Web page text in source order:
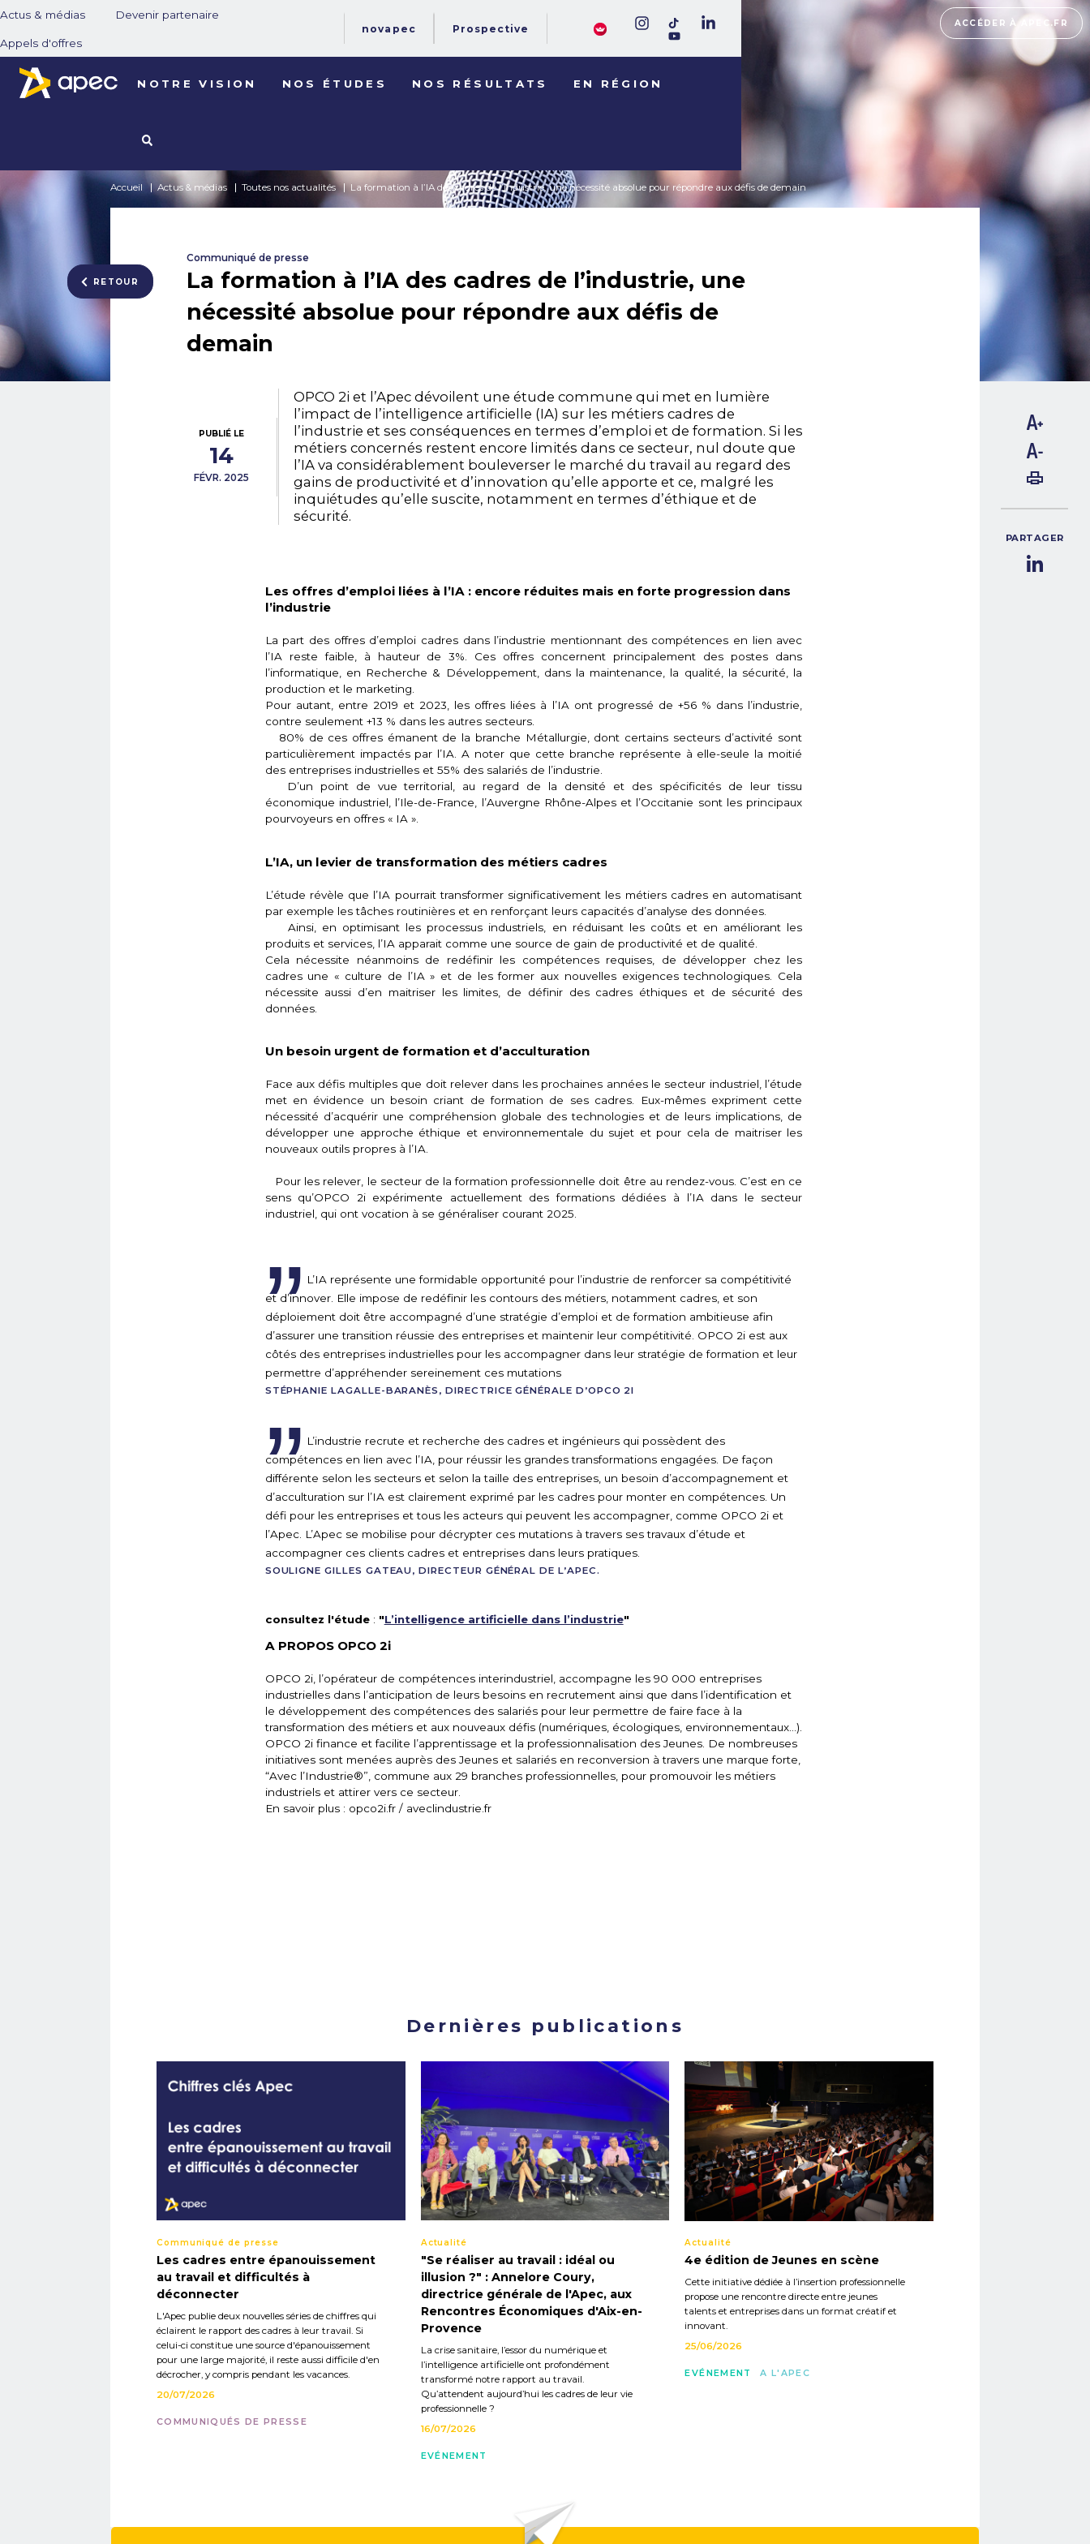
Actus & médias Devenir partenaire
Appels d'offres
novapec Prospective
NOTRE VISION NOS ÉTUDES NOS RÉSULTATS EN RÉGION
ACCÉDER À APEC.FR
Accueil Actus & médias Toutes nos actualités La formation à l’IA des cadres de l’industrie, une nécessité absolue pour répondre aux défis de demain
RETOUR
Communiqué de presse
La formation à l’IA des cadres de l’industrie, une
nécessité absolue pour répondre aux défis de
demain
PUBLIÉ LE
14
FÉVR. 2025
PARTAGER
OPCO 2i et l’Apec dévoilent une étude commune qui met en lumière
l’impact de l’intelligence artificielle (IA) sur les métiers cadres de
l’industrie et ses conséquences en termes d’emploi et de formation. Si les
métiers concernés restent encore limités dans ce secteur, nul doute que
l’IA va considérablement bouleverser le marché du travail au regard des
gains de productivité et d’innovation qu’elle apporte et ce, malgré les
inquiétudes qu’elle suscite, notamment en termes d’éthique et de
sécurité.
Les offres d’emploi liées à l’IA : encore réduites mais en forte progression dans
l’industrie
La part des offres d’emploi cadres dans l’industrie mentionnant des compétences en lien avec
l’IA reste faible, à hauteur de 3%. Ces offres concernent principalement des postes dans
l’informatique, en Recherche & Développement, dans la maintenance, la qualité, la sécurité, la
production et le marketing.
Pour autant, entre 2019 et 2023, les offres liées à l’IA ont progressé de +56 % dans l’industrie,
contre seulement +13 % dans les autres secteurs.
80% de ces offres émanent de la branche Métallurgie, dont certains secteurs d’activité sont
particulièrement impactés par l’IA. A noter que cette branche représente à elle-seule la moitié
des entreprises industrielles et 55% des salariés de l’industrie.
D’un point de vue territorial, au regard de la densité et des spécificités de leur tissu
économique industriel, l’Ile-de-France, l’Auvergne Rhône-Alpes et l’Occitanie sont les principaux
pourvoyeurs en offres « IA ».
L’IA, un levier de transformation des métiers cadres
L’étude révèle que l’IA pourrait transformer significativement les métiers cadres en automatisant
par exemple les tâches routinières et en renforçant leurs capacités d’analyse des données.
Ainsi, en optimisant les processus industriels, en réduisant les coûts et en améliorant les
produits et services, l’IA apparait comme une source de gain de productivité et de qualité.
Cela nécessite néanmoins de redéfinir les compétences requises, de développer chez les
cadres une « culture de l’IA » et de les former aux nouvelles exigences technologiques. Cela
nécessite aussi d’en maitriser les limites, de définir des cadres éthiques et de sécurité des
données.
Un besoin urgent de formation et d’acculturation
Face aux défis multiples que doit relever dans les prochaines années le secteur industriel, l’étude
met en évidence un besoin criant de formation de ses cadres. Eux-mêmes expriment cette
nécessité d’acquérir une compréhension globale des technologies et de leurs implications, de
développer une approche éthique et environnementale du sujet et pour cela de maitriser les
nouveaux outils propres à l’IA.
Pour les relever, le secteur de la formation professionnelle doit être au rendez-vous. C’est en ce
sens qu’OPCO 2i expérimente actuellement des formations dédiées à l’IA dans le secteur
industriel, qui ont vocation à se généraliser courant 2025.
L’IA représente une formidable opportunité pour l’industrie de renforcer sa compétitivité
et d’innover. Elle impose de redéfinir les contours des métiers, notamment cadres, et son
déploiement doit être accompagné d’une stratégie d’emploi et de formation ambitieuse afin
d’assurer une transition réussie des entreprises et maintenir leur compétitivité. OPCO 2i est aux
côtés des entreprises industrielles pour les accompagner dans leur stratégie de formation et leur
permettre d’appréhender sereinement ces mutations
STÉPHANIE LAGALLE-BARANÈS, DIRECTRICE GÉNÉRALE D’OPCO 2I
L’industrie recrute et recherche des cadres et ingénieurs qui possèdent des
compétences en lien avec l’IA, pour réussir les grandes transformations engagées. De façon
différente selon les secteurs et selon la taille des entreprises, un besoin d’accompagnement et
d’acculturation sur l’IA est clairement exprimé par les cadres pour monter en compétences. Un
défi pour les entreprises et tous les acteurs qui peuvent les accompagner, comme OPCO 2i et
l’Apec. L’Apec se mobilise pour décrypter ces mutations à travers ses travaux d’étude et
accompagner ces clients cadres et entreprises dans leurs pratiques.
SOULIGNE GILLES GATEAU, DIRECTEUR GÉNÉRAL DE L’APEC.
consultez l'étude : "L’intelligence artificielle dans l’industrie"
A PROPOS OPCO 2i
OPCO 2i, l’opérateur de compétences interindustriel, accompagne les 90 000 entreprises
industrielles dans l’anticipation de leurs besoins en recrutement ainsi que dans l’identification et
le développement des compétences des salariés pour leur permettre de faire face à la
transformation des métiers et aux nouveaux défis (numériques, écologiques, environnementaux…).
OPCO 2i finance et facilite l’apprentissage et la professionnalisation des Jeunes. De nombreuses
initiatives sont menées auprès des Jeunes et salariés en reconversion à travers une marque forte,
“Avec l’Industrie®”, commune aux 29 branches professionnelles, pour promouvoir les métiers
industriels et attirer vers ce secteur.
En savoir plus : opco2i.fr / aveclindustrie.fr
Dernières publications
Communiqué de presse
Les cadres entre épanouissement
au travail et difficultés à
déconnecter
L'Apec publie deux nouvelles séries de chiffres qui
éclairent le rapport des cadres à leur travail. Si
celui-ci constitue une source d'épanouissement
pour une large majorité, il reste aussi difficile d'en
décrocher, y compris pendant les vacances.
20/07/2026
COMMUNIQUÉS DE PRESSE
Actualité
"Se réaliser au travail : idéal ou
illusion ?" : Annelore Coury,
directrice générale de l'Apec, aux
Rencontres Économiques d'Aix-en-
Provence
La crise sanitaire, l’essor du numérique et
l’intelligence artificielle ont profondément
transformé notre rapport au travail.
Qu’attendent aujourd’hui les cadres de leur vie
professionnelle ?
16/07/2026
EVÉNEMENT
Actualité
4e édition de Jeunes en scène
Cette initiative dédiée à l’insertion professionnelle
propose une rencontre directe entre jeunes
talents et entreprises dans un format créatif et
innovant.
25/06/2026
EVÉNEMENT A L'APEC